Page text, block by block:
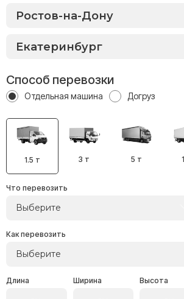
Способ перевозки
Отдельная машина Догруз
1.5 т 3 т 5 т
Что перевозить
Выберите
Как перевозить
Выберите
Длина Ширина Высота